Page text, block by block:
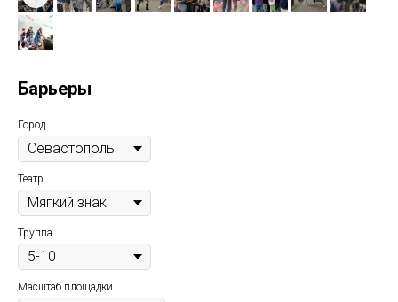
Барьеры
Город
Театр
Труппа
Масштаб площадки